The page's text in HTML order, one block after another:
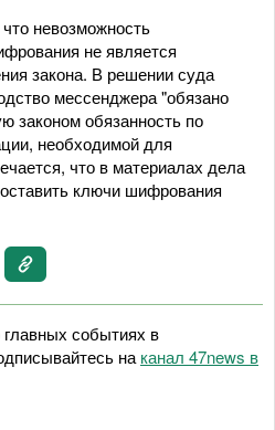
невозможность
не является
закона. В решении суда
мессенджера "обязано
законом обязанность по
необходимой для
что в материалах дела
ключи шифрования
событиях в
на канал 47news в